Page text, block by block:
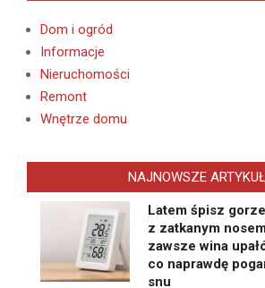
Dom i ogród
Informacje
Nieruchomości
Remont
Wnętrze domu
NAJNOWSZE
Latem śpisz
z zatkanym
zawsze wina
co naprawdę
snu